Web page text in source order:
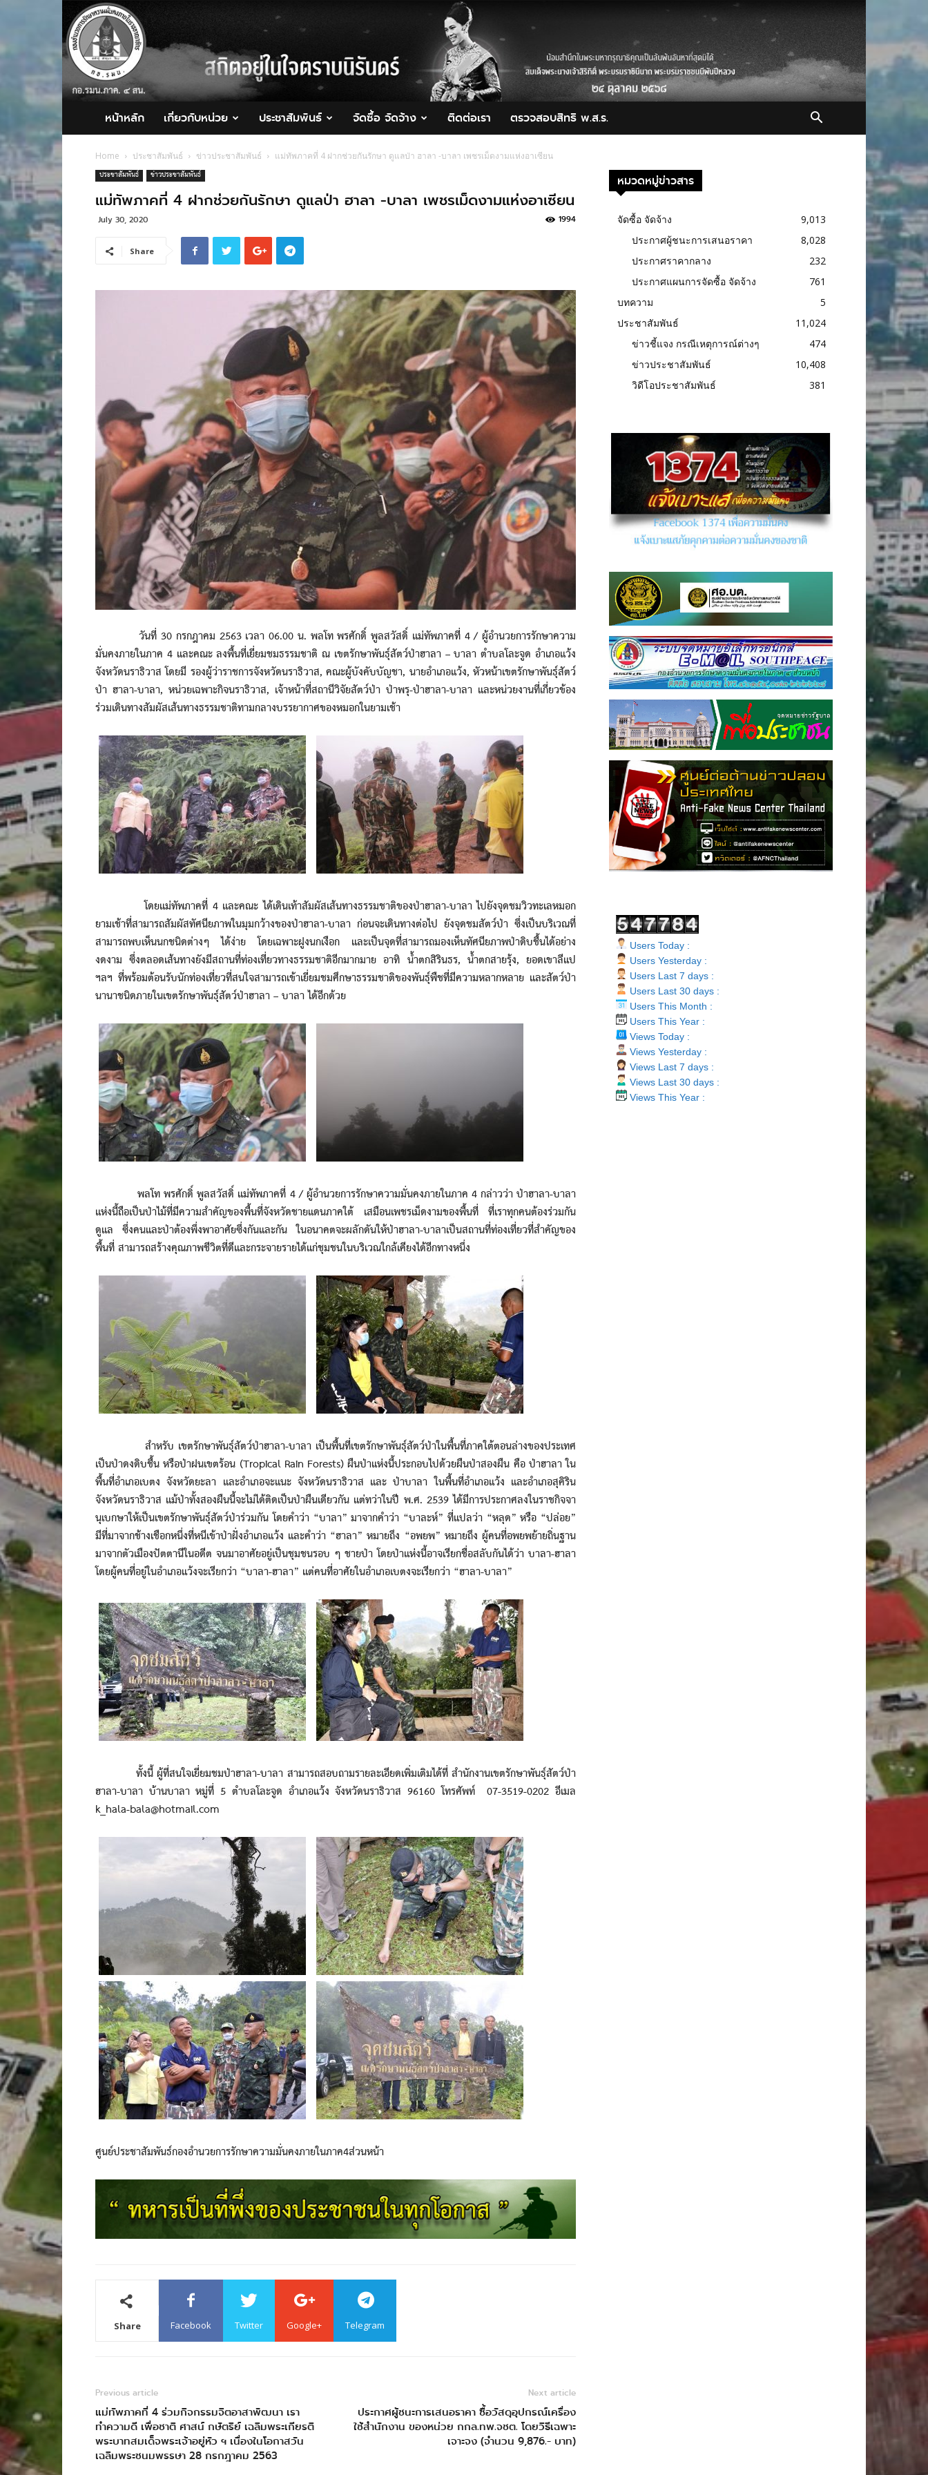
กอ.รมน.ภาค
4
สน.
หน้าหลัก เกี่ยวกับหน่วย ประชาสัมพันธ์ จัดซื้อ จัดจ้าง ติดต่อเรา ตรวจสอบสิทธิ พ.ส.ร.
Home ประชาสัมพันธ์ ข่าวประชาสัมพันธ์ แม่ทัพภาคที่ 4 ฝากช่วยกันรักษา ดูแลป่า ฮาลา -บาลา เพชรเม็ดงามแห่งอาเซียน
ประชาสัมพันธ์ ข่าวประชาสัมพันธ์
แม่ทัพภาคที่ 4 ฝากช่วยกันรักษา ดูแลป่า ฮาลา -บาลา เพชรเม็ดงามแห่งอาเซียน
July 30, 2020 1994
Share
วันที่ 30 กรกฎาคม 2563 เวลา 06.00 น. พลโท พรศักดิ์ พูลสวัสดิ์ แม่ทัพภาคที่ 4 / ผู้อำนวยการรักษาความ
มั่นคงภายในภาค 4 และคณะ ลงพื้นที่เยี่ยมชมธรรมชาติ ณ เขตรักษาพันธุ์สัตว์ป่าฮาลา – บาลา ตำบลโละจูด อำเภอแว้ง
จังหวัดนราธิวาส โดยมี รองผู้ว่าราชการจังหวัดนราธิวาส, คณะผู้บังคับบัญชา, นายอำเภอแว้ง, หัวหน้าเขตรักษาพันธุ์สัตว์
ป่า ฮาลา-บาลา, หน่วยเฉพาะกิจนราธิวาส, เจ้าหน้าที่สถานีวิจัยสัตว์ป่า ป่าพรุ-ป่าฮาลา-บาลา และหน่วยงานที่เกี่ยวข้อง
ร่วมเดินทางสัมผัสเส้นทางธรรมชาติทามกลางบรรยากาศของหมอกในยามเช้า
โดยแม่ทัพภาคที่ 4 และคณะ ได้เดินเท้าสัมผัสเส้นทางธรรมชาติของป่าฮาลา-บาลา ไปยังจุดชมวิวทะเลหมอก
ยามเช้าที่สามารถสัมผัสทัศนียภาพในมุมกว้างของป่าฮาลา-บาลา ก่อนจะเดินทางต่อไป ยังจุดชมสัตว์ป่า ซึ่งเป็นบริเวณที่
สามารถพบเห็นนกชนิดต่างๆ ได้ง่าย โดยเฉพาะฝูงนกเงือก และเป็นจุดที่สามารถมองเห็นทัศนียภาพป่าดิบชื้นได้อย่าง
งดงาม ซึ่งตลอดเส้นทางยังมีสถานที่ท่องเที่ยวทางธรรมชาติอีกมากมาย อาทิ น้ำตกสิรินธร, น้ำตกสายรุ้ง, ยอดเขาลีแป
ฯลฯ ที่พร้อมต้อนรับนักท่องเที่ยวที่สนใจสามารถเข้าเยี่ยมชมศึกษาธรรมชาติของพันธ์ุพืชที่มีความหลากหลาย และสัตว์ป่า
นานาชนิดภายในเขตรักษาพันธุ์สัตว์ป่าฮาลา – บาลา ได้อีกด้วย
พลโท พรศักดิ์ พูลสวัสดิ์ แม่ทัพภาคที่ 4 / ผู้อำนวยการรักษาความมั่นคงภายในภาค 4 กล่าวว่า ป่าฮาลา-บาลา
แห่งนี้ถือเป็นป่าไม้ที่มีความสำคัญของพื้นที่จังหวัดชายแดนภาคใต้ เสมือนเพชรเม็ดงามของพื้นที่ ที่เราทุกคนต้องร่วมกัน
ดูแล ซึ่งคนและป่าต้องพึ่งพาอาศัยซึ่งกันและกัน ในอนาคตจะผลักดันให้ป่าฮาลา-บาลาเป็นสถานที่ท่องเที่ยวที่สำคัญของ
พื้นที่ สามารถสร้างคุณภาพชีวิตที่ดีและกระจายรายได้แก่ชุมชนในบริเวณใกล้เคียงได้อีกทางหนึ่ง
สำหรับ เขตรักษาพันธุ์สัตว์ป่าฮาลา-บาลา เป็นพื้นที่เขตรักษาพันธุ์สัตว์ป่าในพื้นที่ภาคใต้ตอนล่างของประเทศ
เป็นป่าดงดิบชื้น หรือป่าฝนเขตร้อน (Tropical Rain Forests) ผืนป่าแห่งนี้ประกอบไปด้วยผืนป่าสองผืน คือ ป่าฮาลา ใน
พื้นที่อำเภอเบตง จังหวัดยะลา และอำเภอจะแนะ จังหวัดนราธิวาส และ ป่าบาลา ในพื้นที่อำเภอแว้ง และอำเภอสุคิริน
จังหวัดนราธิวาส แม้ป่าทั้งสองผืนนี้จะไม่ได้ติดเป็นป่าผืนเดียวกัน แต่ทว่าในปี พ.ศ. 2539 ได้มีการประกาศลงในราชกิจจา
นุเบกษาให้เป็นเขตรักษาพันธุ์สัตว์ป่าร่วมกัน โดยคำว่า “บาลา” มาจากคำว่า “บาละห์” ที่แปลว่า “หลุด” หรือ “ปล่อย”
มีที่มาจากช้างเชือกหนึ่งที่หนีเข้าป่าฝั่งอำเภอแว้ง และคำว่า “ฮาลา” หมายถึง “อพยพ” หมายถึง ผู้คนที่อพยพย้ายถิ่นฐาน
มาจากตัวเมืองปัตตานีในอดีต จนมาอาศัยอยู่เป็นชุมชนรอบ ๆ ชายป่า โดยป่าแห่งนี้อาจเรียกชื่อสลับกันได้ว่า บาลา-ฮาลา
โดยผู้คนที่อยู่ในอำเภอแว้งจะเรียกว่า “บาลา-ฮาลา” แต่คนที่อาศัยในอำเภอเบตงจะเรียกว่า “ฮาลา-บาลา”
ทั้งนี้ ผู้ที่สนใจเยี่ยมชมป่าฮาลา-บาลา สามารถสอบถามรายละเอียดเพิ่มเติมได้ที่ สำนักงานเขตรักษาพันธุ์สัตว์ป่า
ฮาลา-บาลา บ้านบาลา หมู่ที่ 5 ตำบลโละจูด อำเภอแว้ง จังหวัดนราธิวาส 96160 โทรศัพท์ 07-3519-0202 อีเมล
k_hala-bala@hotmail.com
ศูนย์ประชาสัมพันธ์กองอำนวยการรักษาความมั่นคงภายในภาค4ส่วนหน้า
Share Facebook Twitter Google+ Telegram
Previous article
แม่ทัพภาคที่ 4 ร่วมกิจกรรมจิตอาสาพัฒนา เรา
ทำความดี เพื่อชาติ ศาสน์ กษัตริย์ เฉลิมพระเกียรติ
พระบาทสมเด็จพระเจ้าอยู่หัว ฯ เนื่องในโอกาสวัน
เฉลิมพระชนมพรรษา 28 กรกฎาคม 2563
Next article
ประกาศผู้ชนะการเสนอราคา ซื้อวัสดุอุปกรณ์เครื่อง
ใช้สำนักงาน ของหน่วย กกล.ทพ.จชต. โดยวิธีเฉพาะ
เจาะจง (จำนวน 9,876.- บาท)
หมวดหมู่ข่าวสาร
จัดซื้อ จัดจ้าง
9,013
ประกาศผู้ชนะการเสนอราคา
8,028
ประกาศราคากลาง
232
ประกาศแผนการจัดซื้อ จัดจ้าง
761
บทความ
5
ประชาสัมพันธ์
11,024
ข่าวชี้แจง กรณีเหตุการณ์ต่างๆ
474
ข่าวประชาสัมพันธ์
10,408
วิดีโอประชาสัมพันธ์
381
Users Today :
Users Yesterday :
Users Last 7 days :
Users Last 30 days :
Users This Month :
Users This Year :
Views Today :
Views Yesterday :
Views Last 7 days :
Views Last 30 days :
Views This Year :